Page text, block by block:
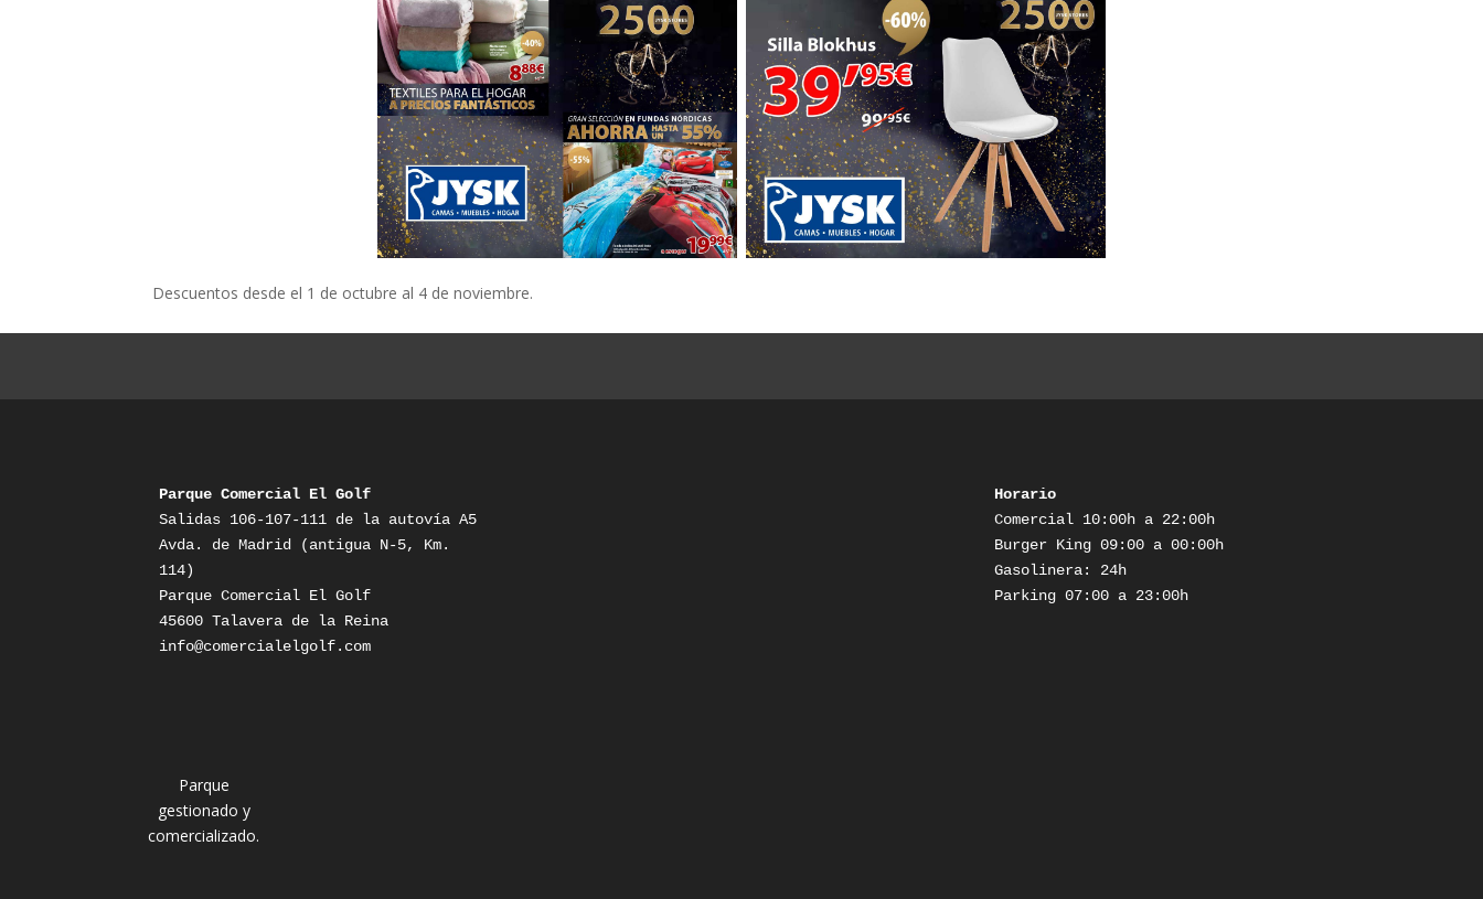
Descuentos desde el 1 de octubre al 4 de noviembre.
Parque Comercial El Golf
Salidas 106-107-111 de la autovía A5
Avda. de Madrid (antigua N-5, Km.
114)
Parque Comercial El Golf
info@comercialelgolf.com
Parque
gestionado y
comercializado.
Horario
Comercial 10:00h a 22:00h
Burger King 09:00 a 00:00h
Gasolinera: 24h
Parking 07:00 a 23:00h